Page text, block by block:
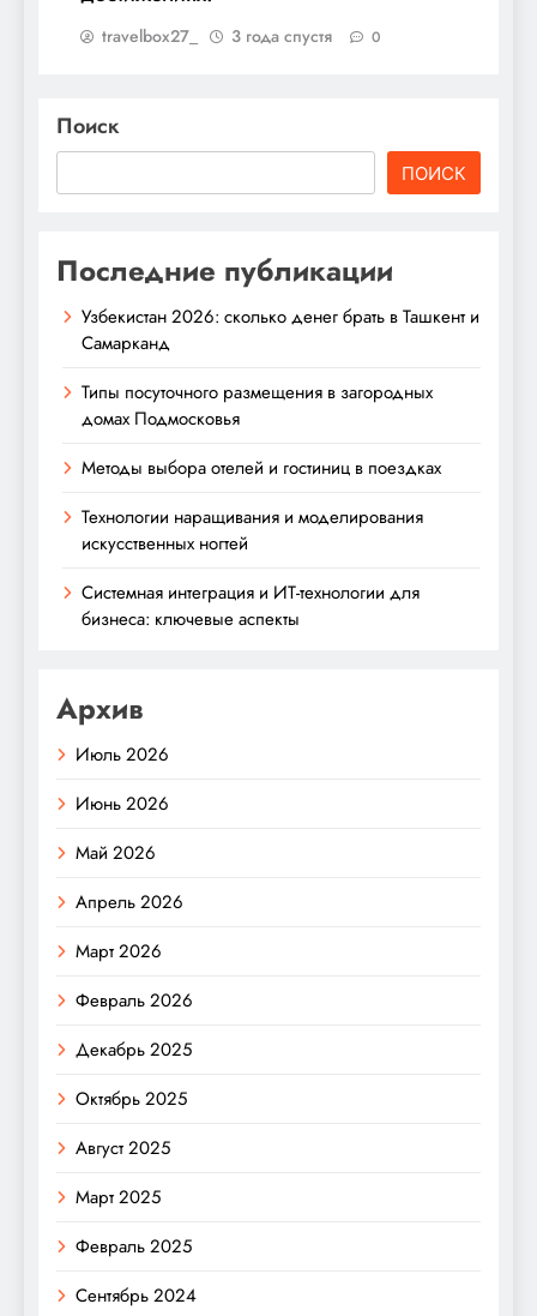
travelbox27_ 3 года спустя 0
Поиск
ПОИСК
Последние публикации
Узбекистан 2026: сколько денег брать в Ташкент и
Самарканд
Типы посуточного размещения в загородных
домах Подмосковья
Методы выбора отелей и гостиниц в поездках
Технологии наращивания и моделирования
искусственных ногтей
Системная интеграция и ИТ-технологии для
бизнеса: ключевые аспекты
Архив
Июль 2026
Июнь 2026
Май 2026
Апрель 2026
Март 2026
Февраль 2026
Декабрь 2025
Октябрь 2025
Август 2025
Март 2025
Февраль 2025
Сентябрь 2024